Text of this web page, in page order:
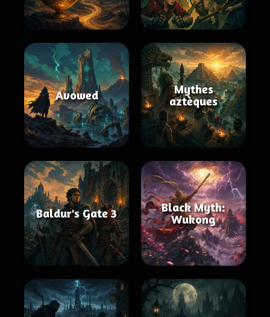
Avowed
Mythes
aztèques
Baldur's Gate 3
Black Myth:
Wukong